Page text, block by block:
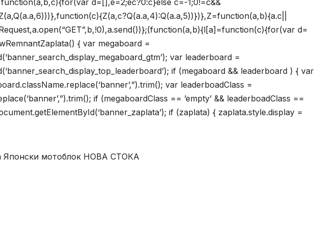
d=[],e=2;ec?0:c}else c=-1;0!=c&&
d=
{ var megaboard =
var leaderboard =
if (megaboard && leaderboard ) { var
var leaderboadClass =
if (megaboardClass == ’empty’ && leaderboadClass ==
if (zaplata) { zaplata.style.display =
Японски мотоблок НОВА СТОКА